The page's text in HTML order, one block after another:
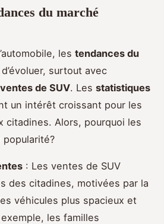
du marché
les tendances du
surtout avec
ventes de SUV. Les statistiques
un intérêt croissant pour les
citadines. Alors, pourquoi les
: Les ventes de SUV
des citadines, motivées par la
véhicules plus spacieux et
les familles